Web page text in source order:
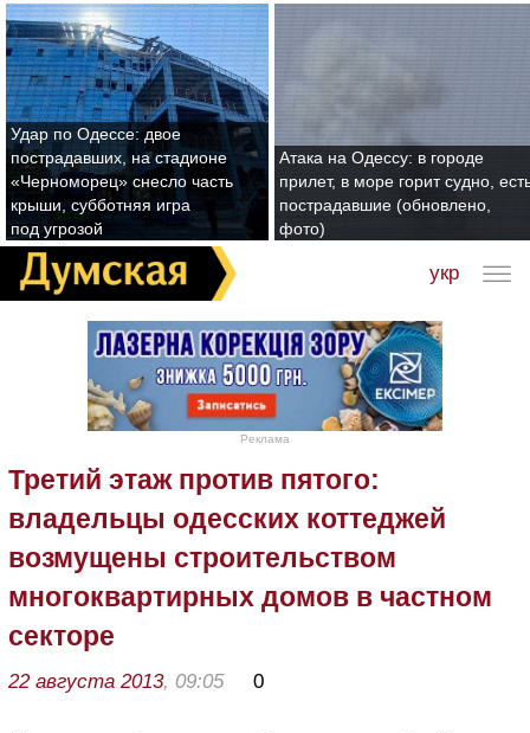
Удар по Одессе: двое
пострадавших, на стадионе
«Черноморец» снесло часть
крыши, субботняя игра
под угрозой
Атака на Одессу: в городе
прилет, в море горит судно,
пострадавшие (обновлено,
фото)
укр
Реклама
Третий этаж против пятого:
владельцы одесских коттеджей
возмущены строительством
многоквартирных домов в частном
секторе
22 августа 2013, 09:05 0